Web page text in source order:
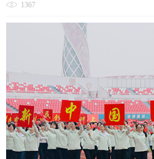
1367